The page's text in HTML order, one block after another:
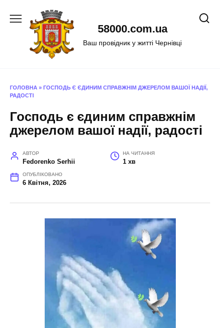
58000.com.ua
Ваш провідник у житті Чернівці
ГОЛОВНА » ГОСПОДЬ Є ЄДИНИМ СПРАВЖНІМ ДЖЕРЕЛОМ ВАШОЇ НАДІЇ,
РАДОСТІ
Господь є єдиним справжнім
джерелом вашої надії, радості
АВТОР
Fedorenko Serhii
НА ЧИТАННЯ
1 хв
ОПУБЛІКОВАНО
6 Квітня, 2026